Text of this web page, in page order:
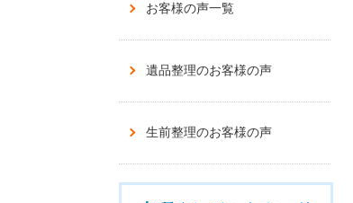
お客様の声一覧
遺品整理のお客様の声
生前整理のお客様の声